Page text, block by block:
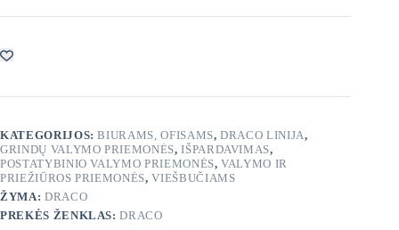
Forte
–
mašinoms
KATEGORIJOS:BIURAMS, OFISAMS,DRACO LINIJA,
GRINDŲ VALYMO PRIEMONĖS,IŠPARDAVIMAS,
POSTATYBINIO VALYMO PRIEMONĖS,VALYMO IR
PRIEŽIŪROS PRIEMONĖS,VIEŠBUČIAMS
ŽYMA: DRACO
PREKĖS ŽENKLAS:DRACO